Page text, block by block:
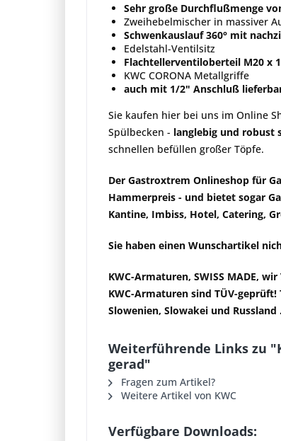
Sehr große Durchflußmenge
Zweihebelmischer in massiver
Schwenkauslauf 360° mit
Edelstahl-Ventilsitz
Flachtellerventiloberteil M20 x
KWC CORONA Metallgriffe
auch mit 1/2" Anschluß
Sie kaufen hier bei uns im Online
Spülbecken - langlebig und robust
schnellen befüllen großer Töpfe.
Der Gastroxtrem Onlineshop für
Hammerpreis - und bietet sogar
Kantine, Imbiss, Hotel, Catering,
Sie haben einen Wunschartikel
KWC-Armaturen, SWISS MADE, wir
KWC-Armaturen sind TÜV-geprüft!
Slowenien, Slowakei und Russland
Weiterführende Links zu
gerad"
Fragen zum Artikel?
Weitere Artikel von KWC
Verfügbare Downloads: